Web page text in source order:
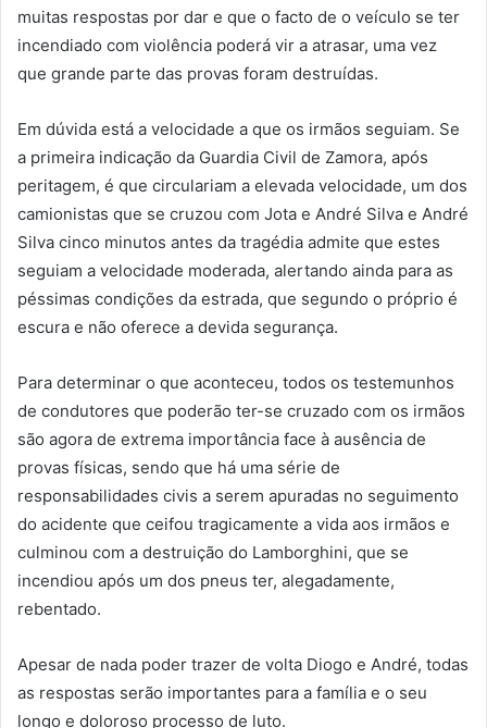
muitas respostas por dar e que o facto de o veículo se ter
incendiado com violência poderá vir a atrasar, uma vez
que grande parte das provas foram destruídas.
Em dúvida está a velocidade a que os irmãos seguiam. Se
a primeira indicação da Guardia Civil de Zamora, após
peritagem, é que circulariam a elevada velocidade, um dos
camionistas que se cruzou com Jota e André Silva e André
Silva cinco minutos antes da tragédia admite que estes
seguiam a velocidade moderada, alertando ainda para as
péssimas condições da estrada, que segundo o próprio é
escura e não oferece a devida segurança.
Para determinar o que aconteceu, todos os testemunhos
de condutores que poderão ter-se cruzado com os irmãos
são agora de extrema importância face à ausência de
provas físicas, sendo que há uma série de
responsabilidades civis a serem apuradas no seguimento
do acidente que ceifou tragicamente a vida aos irmãos e
culminou com a destruição do Lamborghini, que se
incendiou após um dos pneus ter, alegadamente,
rebentado.
Apesar de nada poder trazer de volta Diogo e André, todas
as respostas serão importantes para a família e o seu
longo e doloroso processo de luto.